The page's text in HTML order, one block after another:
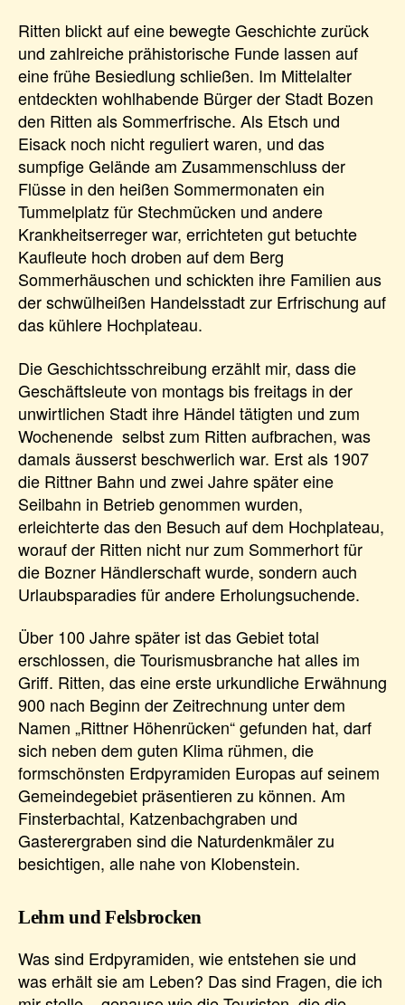
Ritten blickt auf eine bewegte Geschichte zurück
und zahlreiche prähistorische Funde lassen auf
eine frühe Besiedlung schließen. Im Mittelalter
entdeckten wohlhabende Bürger der Stadt Bozen
den Ritten als Sommerfrische. Als Etsch und
Eisack noch nicht reguliert waren, und das
sumpfige Gelände am Zusammenschluss der
Flüsse in den heißen Sommermonaten ein
Tummelplatz für Stechmücken und andere
Krankheitserreger war, errichteten gut betuchte
Kaufleute hoch droben auf dem Berg
Sommerhäuschen und schickten ihre Familien aus
der schwülheißen Handelsstadt zur Erfrischung auf
das kühlere Hochplateau.
Die Geschichtsschreibung erzählt mir, dass die
Geschäftsleute von montags bis freitags in der
unwirtlichen Stadt ihre Händel tätigten und zum
Wochenende selbst zum Ritten aufbrachen, was
damals äusserst beschwerlich war. Erst als 1907
die Rittner Bahn und zwei Jahre später eine
Seilbahn in Betrieb genommen wurden,
erleichterte das den Besuch auf dem Hochplateau,
worauf der Ritten nicht nur zum Sommerhort für
die Bozner Händlerschaft wurde, sondern auch
Urlaubsparadies für andere Erholungsuchende.
Über 100 Jahre später ist das Gebiet total
erschlossen, die Tourismusbranche hat alles im
Griff. Ritten, das eine erste urkundliche Erwähnung
900 nach Beginn der Zeitrechnung unter dem
Namen „Rittner Höhenrücken“ gefunden hat, darf
sich neben dem guten Klima rühmen, die
formschönsten Erdpyramiden Europas auf seinem
Gemeindegebiet präsentieren zu können. Am
Finsterbachtal, Katzenbachgraben und
Gasterergraben sind die Naturdenkmäler zu
besichtigen, alle nahe von Klobenstein.
Lehm und Felsbrocken
Was sind Erdpyramiden, wie entstehen sie und
was erhält sie am Leben? Das sind Fragen, die ich